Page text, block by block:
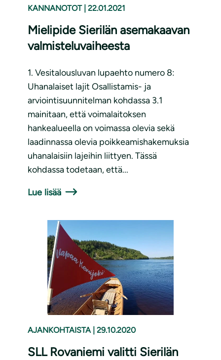
KANNANOTOT 22.01.2021
Mielipide Sierilän asemakaavan
valmisteluvaiheesta
1. Vesitalousluvan lupaehto numero 8:
Uhanalaiset lajit Osallistamis- ja
arviointisuunnitelman kohdassa 3.1
mainitaan, että voimalaitoksen
hankealueella on voimassa olevia sekä
laadinnassa olevia poikkeamishakemuksia
uhanalaisiin lajeihin liittyen. Tässä
kohdassa todetaan, että...
Lue lisää
AJANKOHTAISTA 29.10.2020
SLL Rovaniemi valitti Sierilän